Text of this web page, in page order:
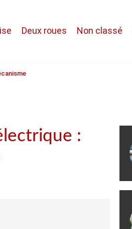
Deux roues Non classé
: